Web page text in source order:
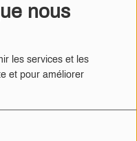
nous
les services et les
et pour améliorer